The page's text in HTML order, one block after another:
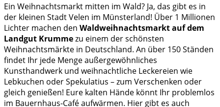
Ein Weihnachtsmarkt mitten im Wald? Ja, das gibt es in
der kleinen Stadt Velen im Münsterland! Über 1 Millionen
Lichter machen den Waldweihnachtsmarkt auf dem
Landgut Krummezu einem der schönsten
Weihnachtsmärkte in Deutschland. An über 150 Ständen
findet Ihr jede Menge außergewöhnliches
Kunsthandwerk und weihnachtliche Leckereien wie
Lebkuchen oder Spekulatius – zum Verschenken oder
gleich genießen! Eure kalten Hände könnt Ihr problemlos
im Bauernhaus-Café aufwärmen. Hier gibt es auch